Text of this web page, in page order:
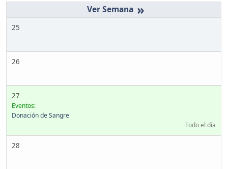
»
25
26
27
Eventos:
Donación de Sangre
Todo el día
28